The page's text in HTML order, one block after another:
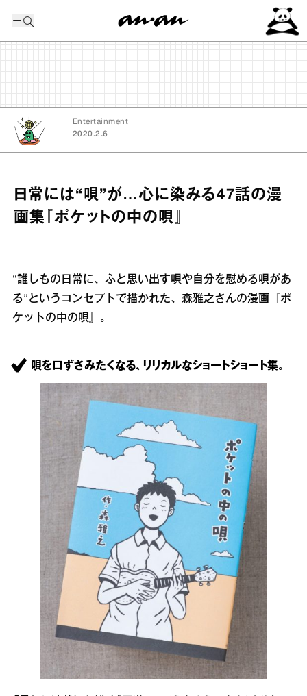
Entertainment
2020.2.6
日常には“唄”が…心に染みる47話の漫
画集『ポケットの中の唄』
“誰しもの日常に、ふと思い出す唄や自分を慰める唄があ
る”というコンセプトで描かれた、森雅之さんの漫画『ポ
ケットの中の唄』。
唄を口ずさみたくなる、リリカルなショートショート集。